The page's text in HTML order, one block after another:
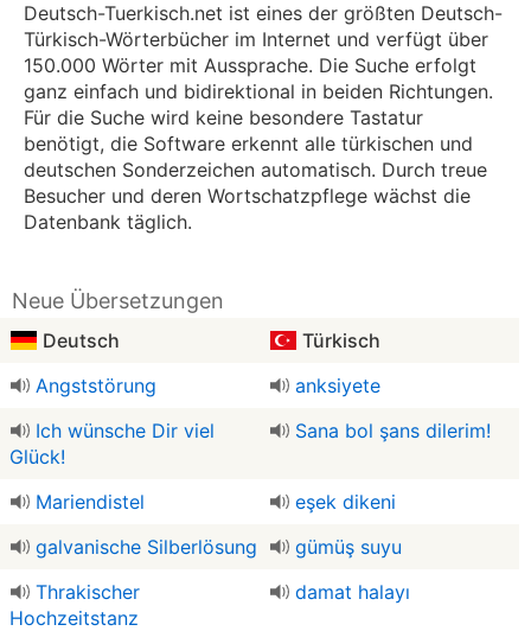
Deutsch-Tuerkisch.net ist eines der größten Deutsch-
Türkisch-Wörterbücher im Internet und verfügt über
150.000 Wörter mit Aussprache. Die Suche erfolgt
ganz einfach und bidirektional in beiden Richtungen.
Für die Suche wird keine besondere Tastatur
benötigt, die Software erkennt alle türkischen und
deutschen Sonderzeichen automatisch. Durch treue
Besucher und deren Wortschatzpflege wächst die
Datenbank täglich.
Neue Übersetzungen
Deutsch
Türkisch
Angststörung
anksiyete
Ich wünsche Dir viel
Glück!
Sana bol şans dilerim!
Mariendistel
eşek dikeni
galvanische Silberlösung
gümüş suyu
Thrakischer
Hochzeitstanz
damat halayı